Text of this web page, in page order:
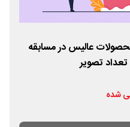
5 پک محصولات عالیس در مسابقه
تصویر
شده